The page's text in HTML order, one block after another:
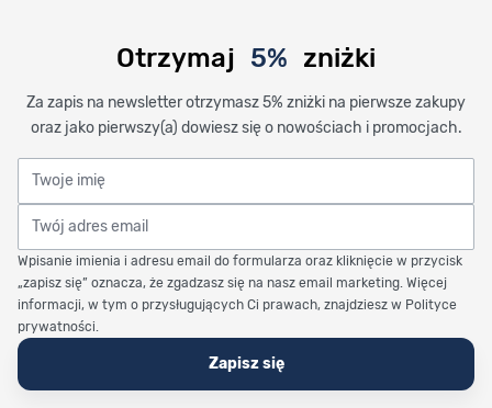
Otrzymaj 5% zniżki
Za zapis na newsletter otrzymasz 5% zniżki na pierwsze zakupy
oraz jako pierwszy(a) dowiesz się o nowościach i promocjach.
Twoje imię
Twój adres email
Wpisanie imienia i adresu email do formularza oraz kliknięcie w przycisk
„zapisz się” oznacza, że zgadzasz się na nasz email marketing. Więcej
informacji, w tym o przysługujących Ci prawach, znajdziesz w Polityce
prywatności.
Zapisz się